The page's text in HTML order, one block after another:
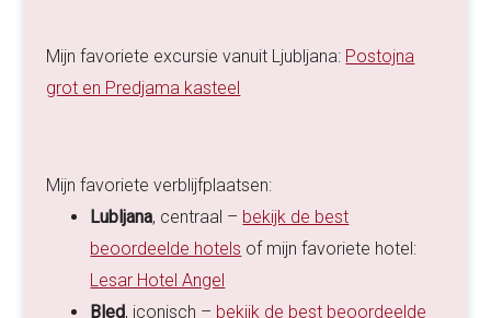
Mijn favoriete excursie vanuit Ljubljana: Postojna
grot en Predjama kasteel
Mijn favoriete verblijfplaatsen:
Lubljana, centraal – bekijk de best
beoordeelde hotels of mijn favoriete hotel:
Lesar Hotel Angel
Bled, iconisch – bekijk de best beoordeelde